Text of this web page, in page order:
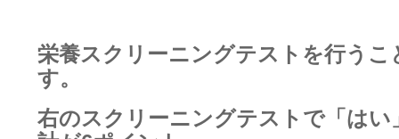
栄養スクリーニングテストを行うこ
す。
右のスクリーニングテストで「はい